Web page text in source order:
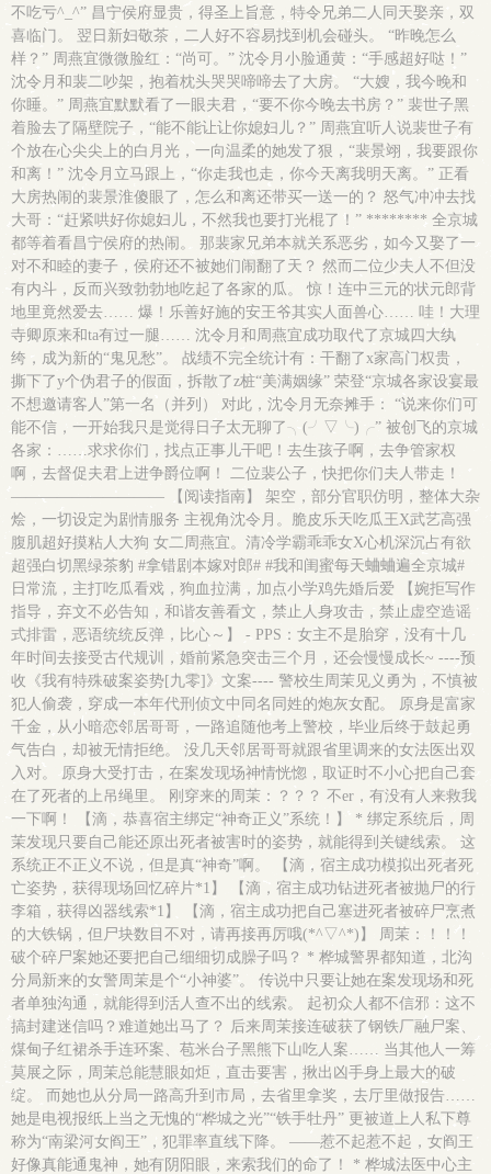
不吃亏^_^” 昌宁侯府显贵，得圣上旨意，特令兄弟二人同天娶亲，双
喜临门。 翌日新妇敬茶，二人好不容易找到机会碰头。 “昨晚怎么
样？” 周燕宜微微脸红：“尚可。” 沈令月小脸通黄：“手感超好哒！”
沈令月和裴二吵架，抱着枕头哭哭啼啼去了大房。 “大嫂，我今晚和
你睡。” 周燕宜默默看了一眼夫君，“要不你今晚去书房？” 裴世子黑
着脸去了隔壁院子，“能不能让让你媳妇儿？” 周燕宜听人说裴世子有
个放在心尖尖上的白月光，一向温柔的她发了狠，“裴景翊，我要跟你
和离！” 沈令月立马跟上，“你走我也走，你今天离我明天离。” 正看
大房热闹的裴景淮傻眼了，怎么和离还带买一送一的？ 怒气冲冲去找
大哥：“赶紧哄好你媳妇儿，不然我也要打光棍了！” ******** 全京城
都等着看昌宁侯府的热闹。 那裴家兄弟本就关系恶劣，如今又娶了一
对不和睦的妻子，侯府还不被她们闹翻了天？ 然而二位少夫人不但没
有内斗，反而兴致勃勃地吃起了各家的瓜。 惊！连中三元的状元郎背
地里竟然爱去…… 爆！乐善好施的安王爷其实人面兽心…… 哇！大理
寺卿原来和ta有过一腿…… 沈令月和周燕宜成功取代了京城四大纨
绔，成为新的“鬼见愁”。 战绩不完全统计有：干翻了x家高门权贵，
撕下了y个伪君子的假面，拆散了z桩“美满姻缘” 荣登“京城各家设宴最
不想邀请客人”第一名（并列） 对此，沈令月无奈摊手： “说来你们可
能不信，一开始我只是觉得日子太无聊了╮(╯▽╰)╭” 被创飞的京城
各家：……求求你们，找点正事儿干吧！去生孩子啊，去争管家权
啊，去督促夫君上进争爵位啊！ 二位裴公子，快把你们夫人带走！
—————————— 【阅读指南】 架空，部分官职仿明，整体大杂
烩，一切设定为剧情服务 主视角沈令月。脆皮乐天吃瓜王X武艺高强
腹肌超好摸粘人大狗 女二周燕宜。清冷学霸乖乖女X心机深沉占有欲
超强白切黑绿茶豹 #拿错剧本嫁对郎# #我和闺蜜每天蛐蛐遍全京城#
日常流，主打吃瓜看戏，狗血拉满，加点小学鸡先婚后爱 【婉拒写作
指导，弃文不必告知，和谐友善看文，禁止人身攻击，禁止虚空造谣
式排雷，恶语统统反弹，比心～】 - PPS：女主不是胎穿，没有十几
年时间去接受古代规训，婚前紧急突击三个月，还会慢慢成长~ ----预
收《我有特殊破案姿势[九零]》文案---- 警校生周茉见义勇为，不慎被
犯人偷袭，穿成一本年代刑侦文中同名同姓的炮灰女配。 原身是富家
千金，从小暗恋邻居哥哥，一路追随他考上警校，毕业后终于鼓起勇
气告白，却被无情拒绝。 没几天邻居哥哥就跟省里调来的女法医出双
入对。 原身大受打击，在案发现场神情恍惚，取证时不小心把自己套
在了死者的上吊绳里。 刚穿来的周茉：？？？ 不er，有没有人来救我
一下啊！ 【滴，恭喜宿主绑定“神奇正义”系统！】 * 绑定系统后，周
茉发现只要自己能还原出死者被害时的姿势，就能得到关键线索。 这
系统正不正义不说，但是真“神奇”啊。 【滴，宿主成功模拟出死者死
亡姿势，获得现场回忆碎片*1】 【滴，宿主成功钻进死者被抛尸的行
李箱，获得凶器线索*1】 【滴，宿主成功把自己塞进死者被碎尸烹煮
的大铁锅，但尸块数目不对，请再接再厉哦(*^▽^*)】 周茉：！！！
破个碎尸案她还要把自己细细切成臊子吗？ * 桦城警界都知道，北沟
分局新来的女警周茉是个“小神婆”。 传说中只要让她在案发现场和死
者单独沟通，就能得到活人查不出的线索。 起初众人都不信邪：这不
搞封建迷信吗？难道她出马了？ 后来周茉接连破获了钢铁厂融尸案、
煤甸子红裙杀手连环案、苞米台子黑熊下山吃人案…… 当其他人一筹
莫展之际，周茉总能慧眼如炬，直击要害，揪出凶手身上最大的破
绽。 而她也从分局一路高升到市局，去省里拿奖，去厅里做报告……
她是电视报纸上当之无愧的“桦城之光”“铁手牡丹” 更被道上人私下尊
称为“南梁河女阎王”，犯罪率直线下降。 ——惹不起惹不起，女阎王
好像真能通鬼神，她有阴阳眼，来索我们的命了！ * 桦城法医中心主